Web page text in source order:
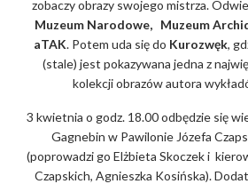
zobaczy obrazy swojego mistrza.
Muzeum Narodowe, Muzeum
aTAK. Potem uda się do Kurozwęk,
(stale) jest pokazywana jedna z
kolekcji obrazów autora
3 kwietnia o godz. 18.00 odbędzie się
Gagnebin w Pawilonie Józefa
(poprowadzi go Elżbieta Skoczek i
Czapskich, Agnieszka Kosińska).